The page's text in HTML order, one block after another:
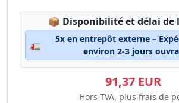
📦 Lagerstatus:
Disponibilité et délai de
🚛
5x en entrepôt externe –
environ 2-3 jours
91,37 EUR
Hors TVA, plus frais de